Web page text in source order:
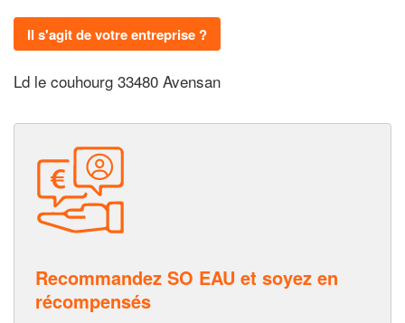
Il s'agit de votre entreprise ?
Ld le couhourg 33480 Avensan
Recommandez SO EAU et soyez en
récompensés